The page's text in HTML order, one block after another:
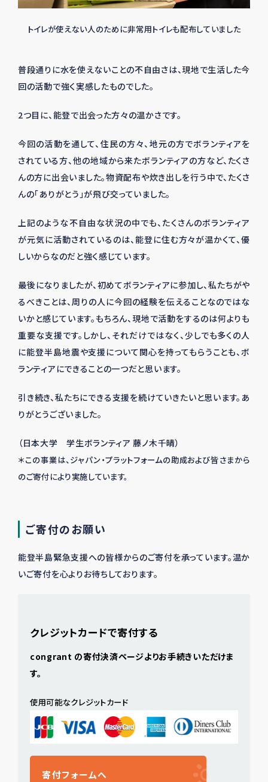
トイレが使えない人のために非常用トイレも配布していました
普段通りに水を使えないことの不自由さは、現地で生活した今
回の活動で強く実感したものでした。
2つ目に、能登で出会った方々の温かさです。
今回の活動を通して、住民の方々、地元の方でボランティアを
されている方、他の地域から来たボランティアの方など、たくさ
んの方に出会いました。物資配布や炊き出しを行う中で、たくさ
んの「ありがとう」が飛び交っていました。
上記のような不自由な状況の中でも、たくさんのボランティア
が元気に活動されているのは、能登に住む方々が温かくて、優
しいからなのだと強く感じています。
最後になりましたが、初めてボランティアに参加し、私たちがや
るべきことは、周りの人に今回の経験を伝えることなのではな
いかと感じています。もちろん、現地で活動をするのは何よりも
重要な支援です。しかし、それだけではなく、少しでも多くの人
に能登半島地震や支援について関心を持ってもらうことも、ボ
ランティアにできることの一つだと思います。
引き続き、私たちにできる支援を続けていきたいと思います。あ
りがとうございました。
（日本大学 学生ボランティア 藤ノ木千晴）
＊この事業は、ジャパン・プラットフォームの助成および皆さまから
のご寄付により実施しています。
ご寄付のお願い
能登半島緊急支援への皆様からのご寄付を承っています。温か
いご寄付を心よりお待ちしております。
クレジットカードで寄付する
congrant の寄付決済ページよりお手続きいただけま
す。
使用可能なクレジットカード
寄付フォームへ